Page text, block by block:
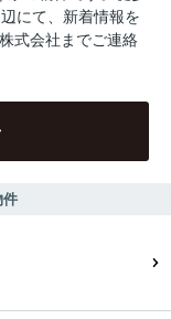
にて、新着情報を
式会社までご連絡